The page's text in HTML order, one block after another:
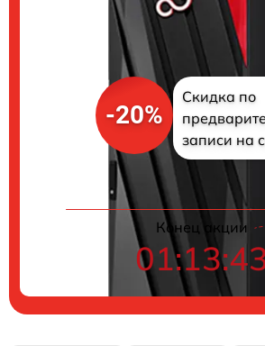
-20%
Скидка по
записи на
Конец акции